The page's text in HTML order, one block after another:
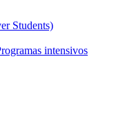
Students)
intensivos